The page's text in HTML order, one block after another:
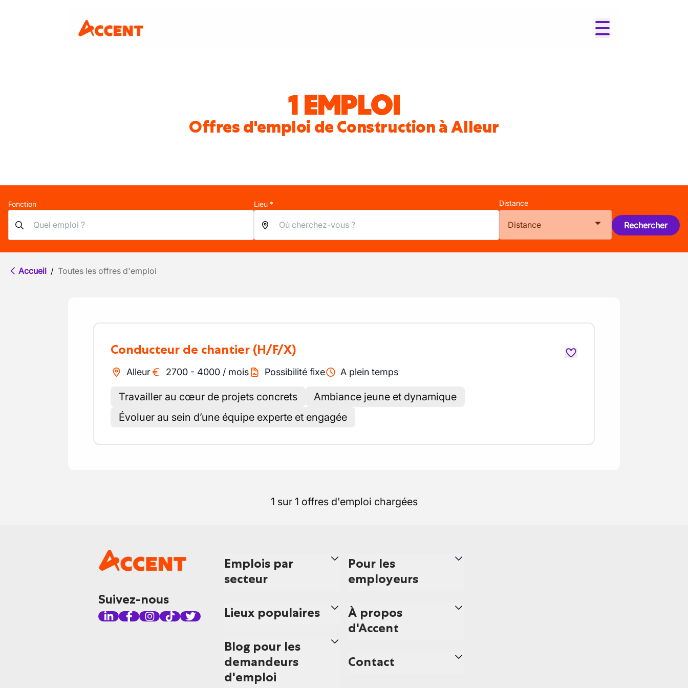
1 EMPLOI
Offres d'emploi de Construction à Alleur
Fonction Lieu * Distance
Distance Rechercher
Accueil / Toutes les offres d'emploi
Conducteur de chantier (H/F/X)
Alleur 2700 - 4000 / mois Possibilité fixe A plein temps
Travailler au cœur de projets concrets
Ambiance jeune et dynamique
Évoluer au sein d’une équipe experte et engagée
1 sur 1 offres d'emploi chargées
Suivez-nous
Emplois par
secteur
Lieux populaires
Blog pour les
demandeurs
d'emploi
Pour les
employeurs
À propos
d'Accent
Contact